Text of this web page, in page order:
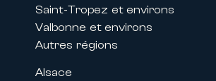
Saint-Tropez et environs
Valbonne et environs
Autres régions
Alsace